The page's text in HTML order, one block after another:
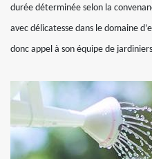
durée déterminée selon la
avec délicatesse dans le domaine
donc appel à son équipe de